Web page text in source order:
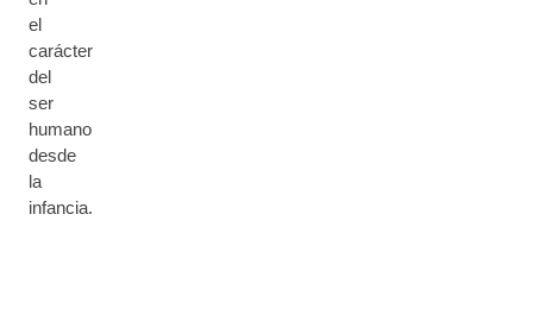
el
carácter
del
ser
humano
desde
la
infancia.